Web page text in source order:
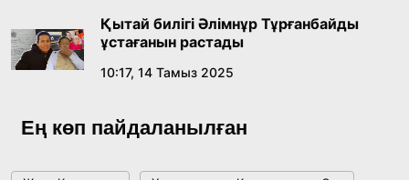
18:16, 20 Шілде 2026
жетістіктері мен даму бағыты
Қытай билігі Әлімнұр Тұрғанбайды
ұстағанын растады
10:17, 14 Тамыз 2025
Ең көп пайдаланылған